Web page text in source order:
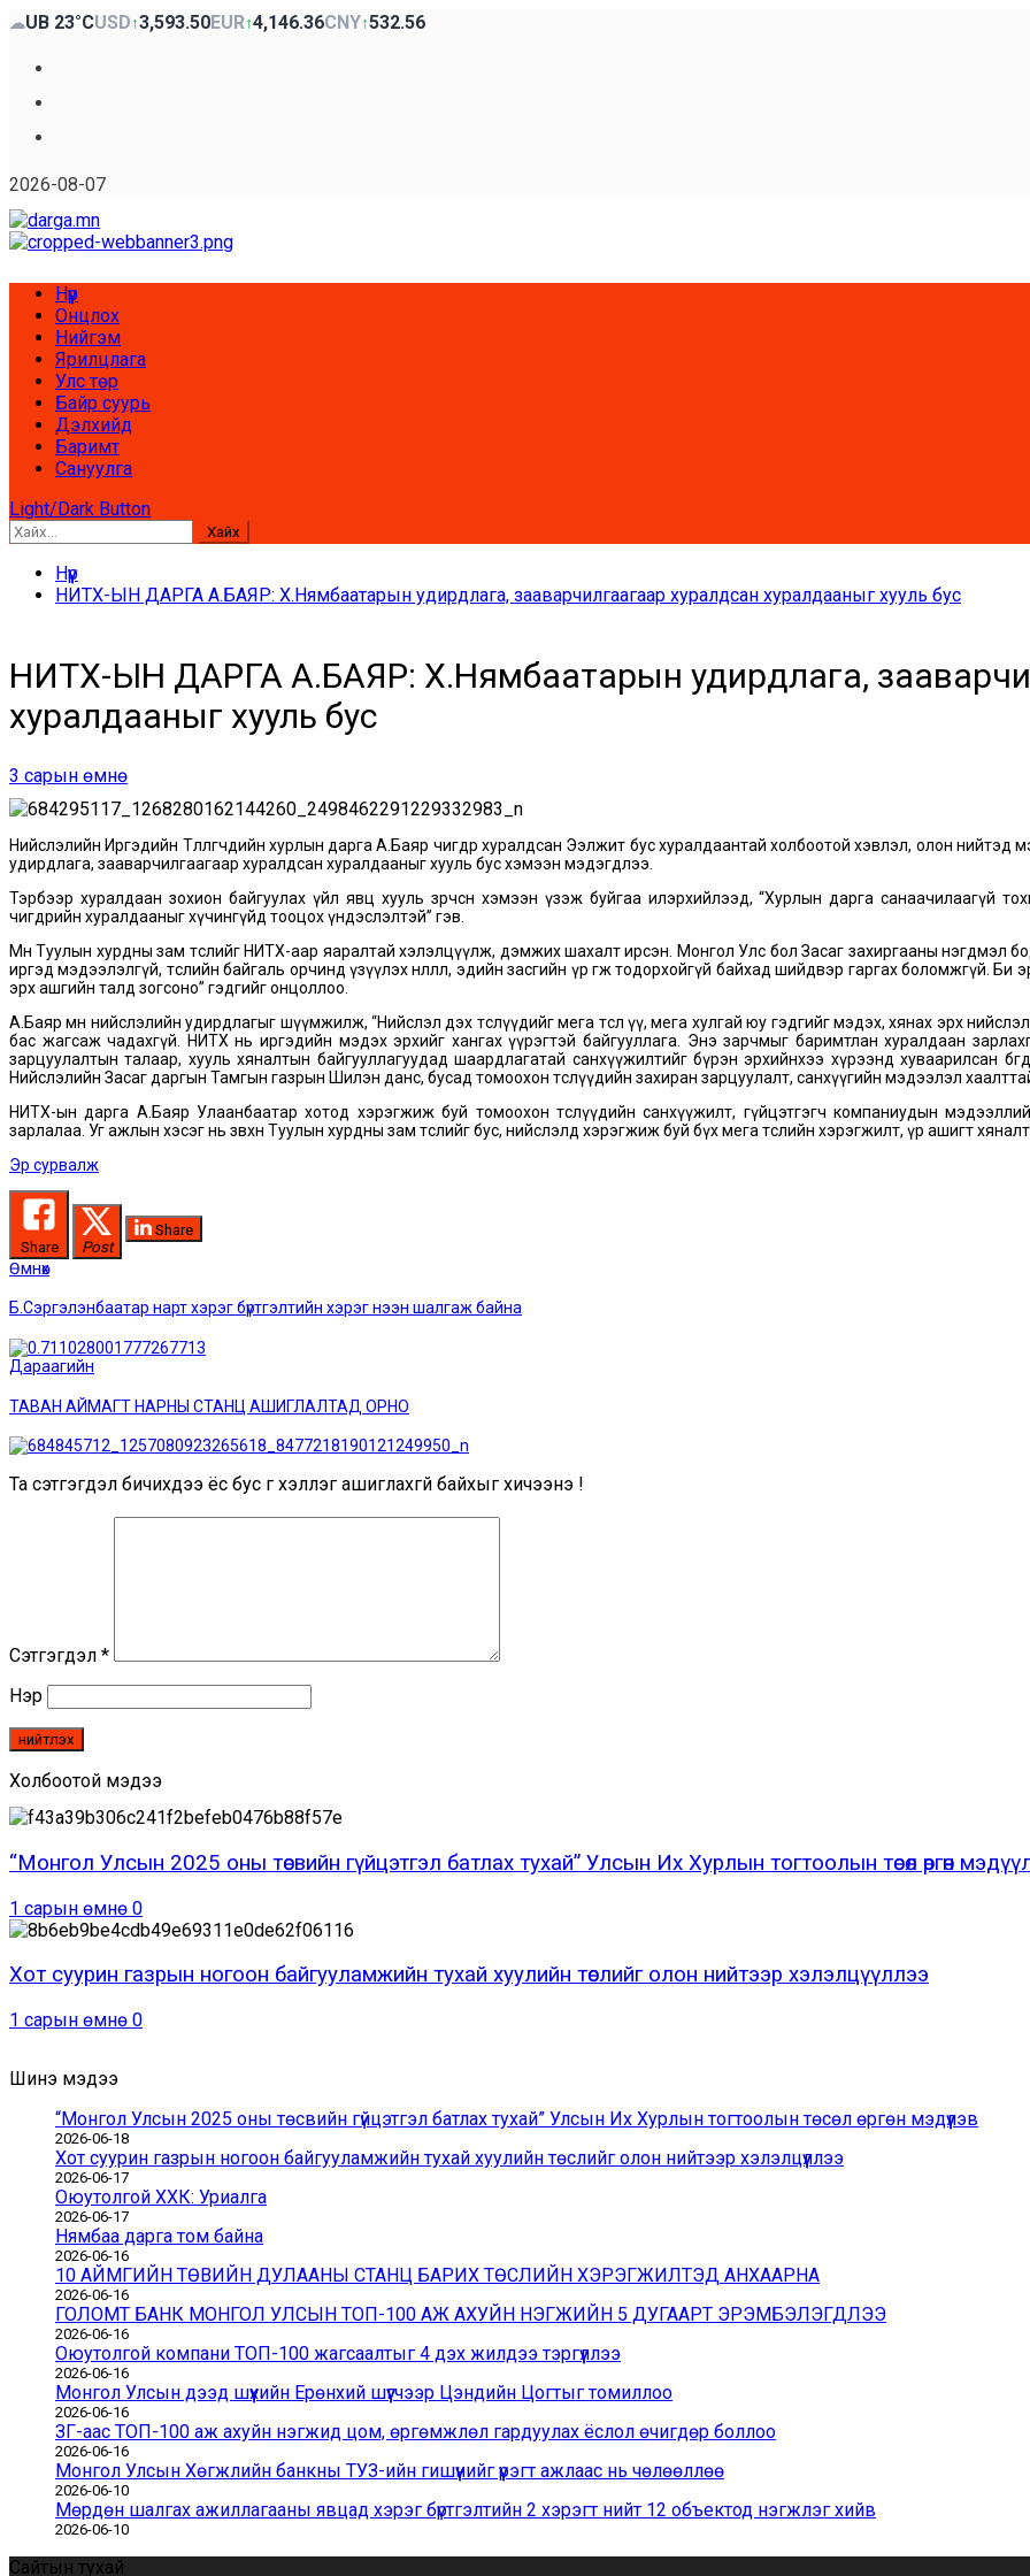
Skip
content
☁UB 23°CUSD↑3,593.50EUR↑4,146.36CNY↑532.56
2026-08-07
Primary
Menu
Нүүр
Онцлох
Нийгэм
Ярилцлага
Улс төр
Байр суурь
Дэлхийд
Баримт
Сануулга
Light/Dark Button
Хайх:
Нүүр
НИТХ-ЫН ДАРГА А.БАЯР: Х.Нямбаатарын удирдлага, зааварчилгаагаар хуралдсан хуралдааныг хууль бус
НИТХ-ЫН ДАРГА А.БАЯР: Х.Нямбаатарын удирдлага,
хуралдааныг хууль бус
3 сарын өмнө
Нийслэлийн Иргэдийн Төлөөлөгчдийн хурлын дарга А.Баяр өчигдөр хуралдсан Ээлжит бус хуралдаантай холбоотой хэвлэл, олон
удирдлага, зааварчилгаагаар хуралдсан хуралдааныг хууль бус хэмээн мэдэгдлээ.
Тэрбээр хуралдаан зохион байгуулах үйл явц хууль зөрчсөн хэмээн үзэж буйгаа илэрхийлээд, “Хурлын дарга санаачилаагүй
өчигдрийн хуралдааныг хүчингүйд тооцох үндэслэлтэй” гэв.
Мөн Туулын хурдны зам төслийг НИТХ-аар яаралтай хэлэлцүүлж, дэмжих шахалт ирсэн. Монгол Улс бол Засаг захиргааны нэгдмэл
иргэд мэдээлэлгүй, төслийн байгаль орчинд үзүүлэх нөлөөлөл, эдийн засгийн үр өгөөж тодорхойгүй байхад шийдвэр гаргах боломжгүй.
эрх ашгийн талд зогсоно” гэдгийг онцоллоо.
А.Баяр мөн нийслэлийн удирдлагыг шүүмжилж, “Нийслэл дэх төслүүдийг мега төсөл үү, мега хулгай юу гэдгийг мэдэх, хянах эрх
бас жагсаж чадахгүй. НИТХ нь иргэдийн мэдэх эрхийг хангах үүрэгтэй байгууллага. Энэ зарчмыг баримтлан хуралдаан
зарцуулалтын талаар, хууль хяналтын байгууллагуудад шаардлагатай санхүүжилтийг бүрэн эрхийнхээ хүрээнд хуваарилсан
Нийслэлийн Засаг даргын Тамгын газрын Шилэн данс, бусад томоохон төслүүдийн захиран зарцуулалт, санхүүгийн мэдээлэл
НИТХ-ын дарга А.Баяр Улаанбаатар хотод хэрэгжиж буй томоохон төслүүдийн санхүүжилт, гүйцэтгэгч компаниудын
зарлалаа. Уг ажлын хэсэг нь зөвхөн Туулын хурдны зам төслийг бус, нийслэлд хэрэгжиж буй бүх мега төслийн хэрэгжилт, үр ашигт
Эр сурвалж
Share Post
Share
Post
navigation
ӨмнөхӨмнөх
Б.Сэргэлэнбаатар нарт хэрэг бүртгэлтийн хэрэг нээн шалгаж байна
Дараагийн
ТАВАН АЙМАГТ НАРНЫ СТАНЦ АШИГЛАЛТАД ОРНО
Та сэтгэгдэл бичихдээ ёс бус үг хэллэг ашиглахгүй байхыг хичээнэ үү!
Сэтгэгдэл *
Нэр
Холбоотой мэдээ
“Монгол Улсын 2025 оны төсвийн гүйцэтгэл батлах тухай” Улсын Их Хурлын тогтоолын төсөл өргөн
1 сарын өмнө 0
Хот суурин газрын ногоон байгууламжийн тухай хуулийн төслийг олон нийтээр хэлэлцүүллээ
1 сарын өмнө 0
Шинэ мэдээ
“Монгол Улсын 2025 оны төсвийн гүйцэтгэл батлах тухай” Улсын Их Хурлын тогтоолын төсөл өргөн мэдүүлэв
2026-06-18
Хот суурин газрын ногоон байгууламжийн тухай хуулийн төслийг олон нийтээр хэлэлцүүллээ
2026-06-17
Оюутолгой ХХК: Уриалга
2026-06-17
Нямбаа дарга том байна
2026-06-16
10 АЙМГИЙН ТӨВИЙН ДУЛААНЫ СТАНЦ БАРИХ ТӨСЛИЙН ХЭРЭГЖИЛТЭД АНХААРНА
2026-06-16
ГОЛОМТ БАНК МОНГОЛ УЛСЫН ТОП-100 АЖ АХУЙН НЭГЖИЙН 5 ДУГААРТ ЭРЭМБЭЛЭГДЛЭЭ
2026-06-16
Оюутолгой компани ТОП-100 жагсаалтыг 4 дэх жилдээ тэргүүллээ
2026-06-16
Монгол Улсын дээд шүүхийн Ерөнхий шүүгчээр Цэндийн Цогтыг томиллоо
2026-06-16
ЗГ-аас ТОП-100 аж ахуйн нэгжид цом, өргөмжлөл гардуулах ёслол өчигдөр боллоо
2026-06-16
Монгол Улсын Хөгжлийн банкны ТУЗ-ийн гишүүнийг үүрэгт ажлаас нь чөлөөллөө
2026-06-10
Мөрдөн шалгах ажиллагааны явцад хэрэг бүртгэлтийн 2 хэрэгт нийт 12 объектод нэгжлэг хийв
2026-06-10
Сайтын тухай